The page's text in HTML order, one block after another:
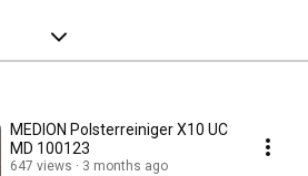
MEDION Polsterreiniger X10 UC
MD 100123
647 views 3 months ago